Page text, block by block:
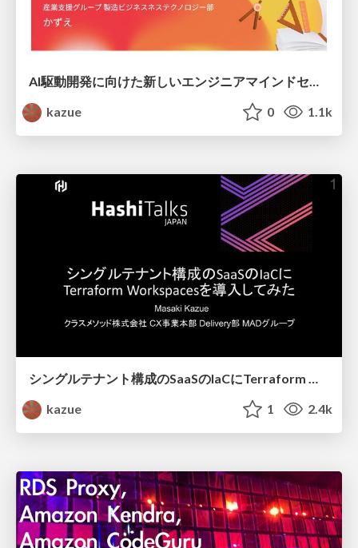
kazue
0 1.1k
シングルテナント構成のSaaSのIaCにTerraform Workspacesを導入してみた
kazue
1 2.4k